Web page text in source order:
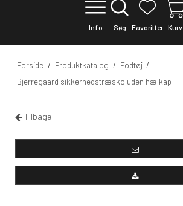
Info Søg Favoritter Kurv
Forside / Produktkatalog / Fodtøj /
Bjerregaard sikkerhedstræsko uden hælkap
Tilbage